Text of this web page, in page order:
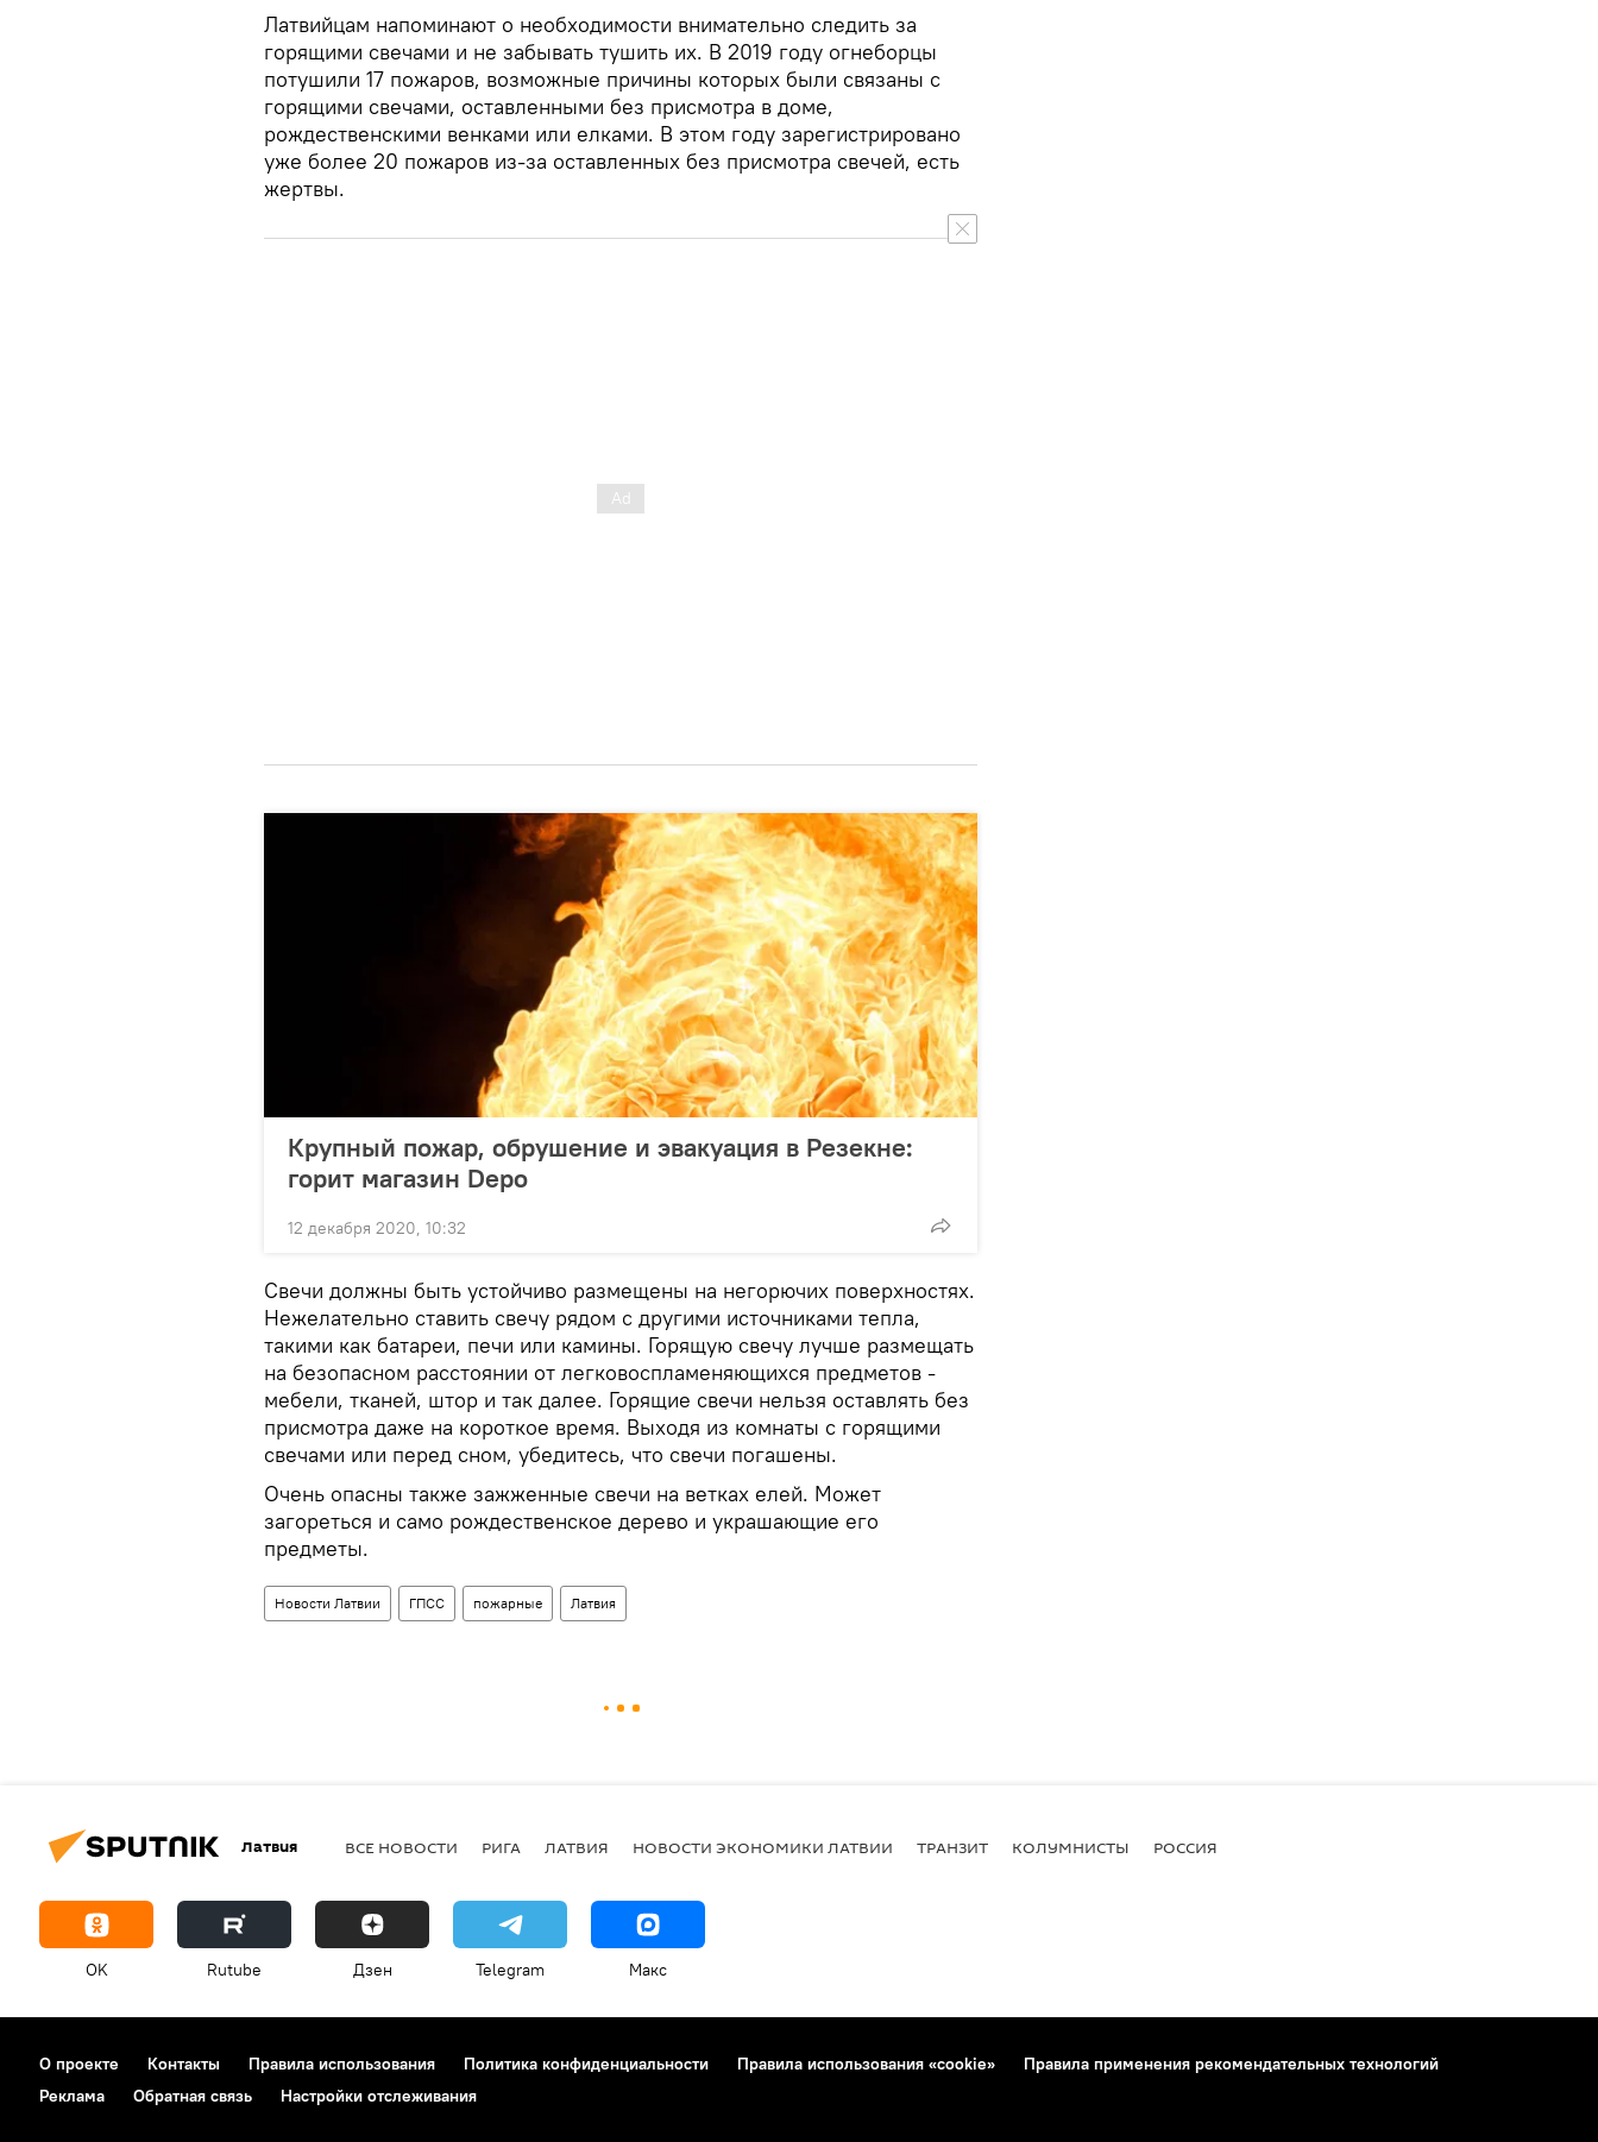
Латвийцам напоминают о необходимости внимательно следить за
горящими свечами и не забывать тушить их. В 2019 году огнеборцы
потушили 17 пожаров, возможные причины которых были связаны с
горящими свечами, оставленными без присмотра в доме,
рождественскими венками или елками. В этом году зарегистрировано
уже более 20 пожаров из-за оставленных без присмотра свечей, есть
жертвы.
Крупный пожар, обрушение и эвакуация в Резекне:
горит магазин Depо
12 декабря 2020, 10:32
Свечи должны быть устойчиво размещены на негорючих поверхностях.
Нежелательно ставить свечу рядом с другими источниками тепла,
такими как батареи, печи или камины. Горящую свечу лучше размещать
на безопасном расстоянии от легковоспламеняющихся предметов -
мебели, тканей, штор и так далее. Горящие свечи нельзя оставлять без
присмотра даже на короткое время. Выходя из комнаты с горящими
свечами или перед сном, убедитесь, что свечи погашены.
Очень опасны также зажженные свечи на ветках елей. Может
загореться и само рождественское дерево и украшающие его
предметы.
Новости Латвии ГПСС пожарные Латвия
Латвия ВСЕ НОВОСТИ РИГА ЛАТВИЯ НОВОСТИ ЭКОНОМИКИ ЛАТВИИ ТРАНЗИТ КОЛУМНИСТЫ РОССИЯ
OK Rutube Дзен Telegram Макс
О проекте Контакты Правила использования Политика конфиденциальности Правила использования «cookie»
Правила применения рекомендательных технологий
Реклама
Обратная связь Настройки отслеживания